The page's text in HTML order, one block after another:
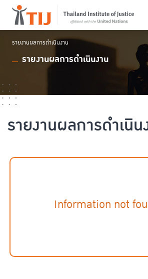
รายงานผลการดำเนินงาน
รายงานผลการดำเนินงาน
รายงานผลการดำเนิน
Information not